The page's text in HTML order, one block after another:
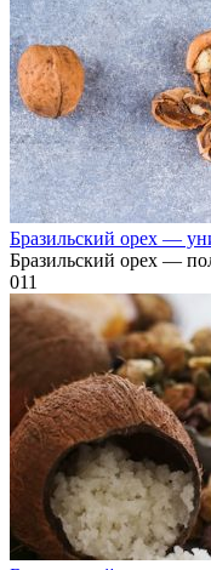
Бразильский орех —
Бразильский орех —
011